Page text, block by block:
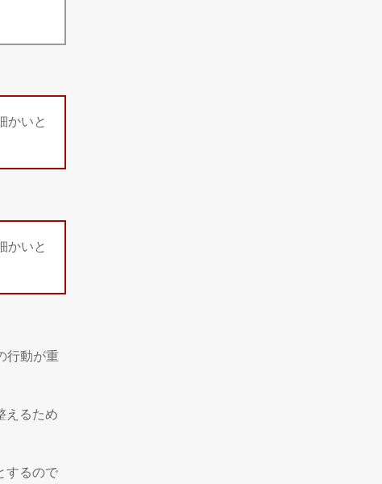
かいと
かいと
行動が重
えるため
するので